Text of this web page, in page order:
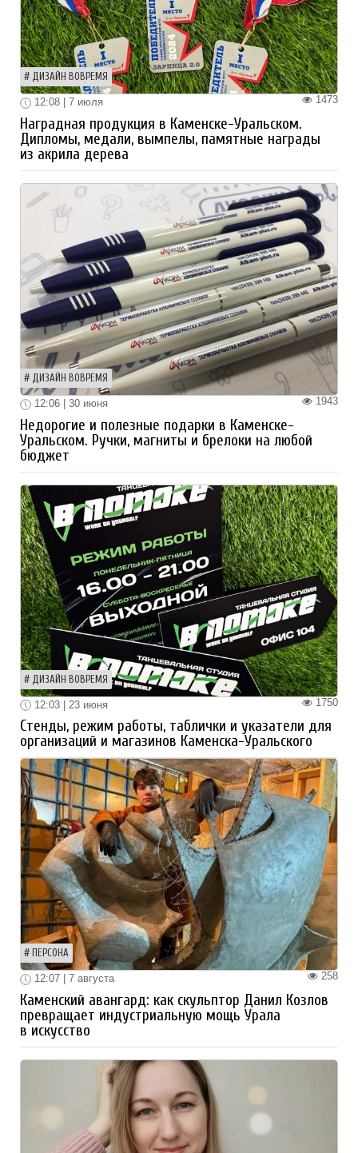
ДИЗАЙН ВОВРЕМЯ
1473
12:08 | 7 июля
Наградная продукция в Каменске-Уральском.
Дипломы, медали, вымпелы, памятные награды
из акрила дерева
ДИЗАЙН ВОВРЕМЯ
1943
12:06 | 30 июня
Недорогие и полезные подарки в Каменске-
Уральском. Ручки, магниты и брелоки на любой
бюджет
ДИЗАЙН ВОВРЕМЯ
1750
12:03 | 23 июня
Стенды, режим работы, таблички и указатели для
организаций и магазинов Каменска-Уральского
ПЕРСОНА
258
12:07 | 7 августа
Каменский авангард: как скульптор Данил Козлов
превращает индустриальную мощь Урала
в искусство